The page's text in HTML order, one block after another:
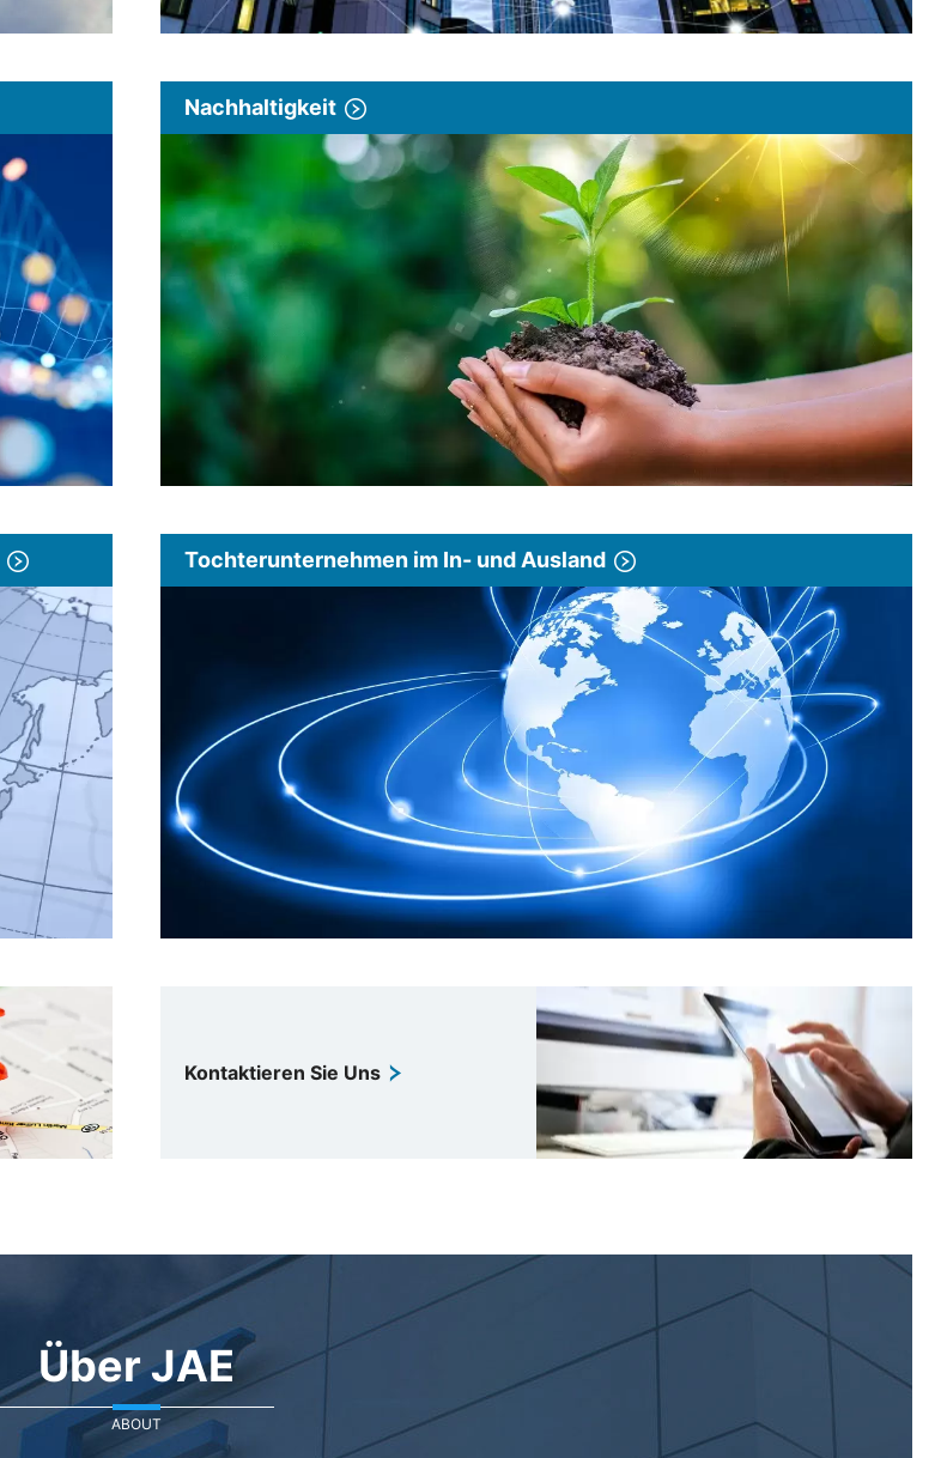
Nachhaltigkeit
Tochterunternehmen im In- und Ausland
Kontaktieren Sie Uns
Über JAE
ABOUT